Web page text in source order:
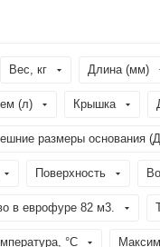
Вес, кг Длина (мм)
(л) Крышка
размеры основания
Поверхность
в еврофуре 82 м3.
°C